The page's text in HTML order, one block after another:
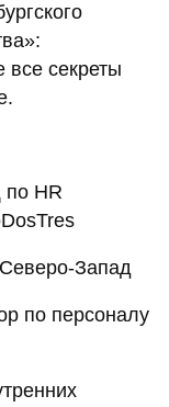
все секреты
по HR
Запад
по персоналу